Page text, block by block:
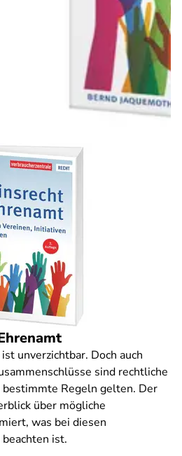
unverzichtbar. Doch auch
sind rechtliche
Regeln gelten. Der
über mögliche
was bei diesen
ist.